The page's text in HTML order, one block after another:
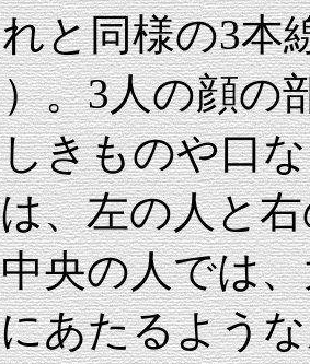
と同様の3本
。3人の顔の
きものや口
、左の人と
央の人では
あたるよう